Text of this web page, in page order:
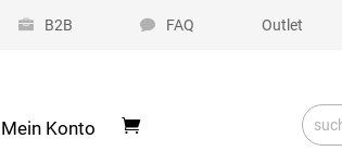
B2B FAQ Outlet
Mein Konto